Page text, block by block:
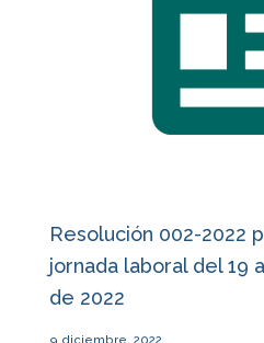
Resolución 002-2022
jornada laboral del 19
de 2022
9 diciembre, 2022